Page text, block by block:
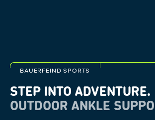
BAUERFEIND SPORTS
STEP INTO ADVENTURE.
OUTDOOR ANKLE